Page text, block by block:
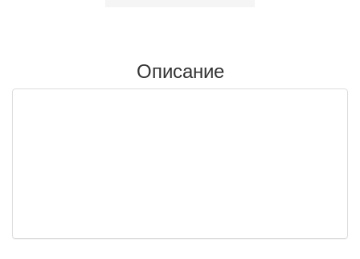
Описание